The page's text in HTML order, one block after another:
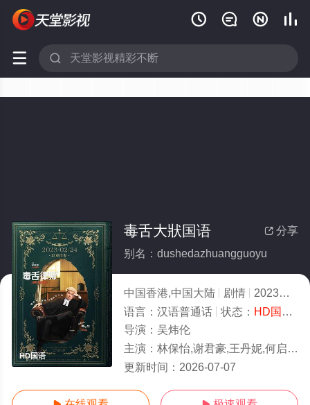
   
 
HD国语
 分享
毒舌大狀国语
别名：dushedazhuangguoyu
中国香港,中国大陆 剧情 2023
2.0
语言： 汉语普通话 状态： HD国语
导演： 吴炜伦
主演： 林保怡,谢君豪,王丹妮,何启华,徐浩昌,王敏德,栢天男,谷德昭,廖子妤,周志辉,黄子华,陈郁宪,甄懋强,
更新时间： 2026-07-07